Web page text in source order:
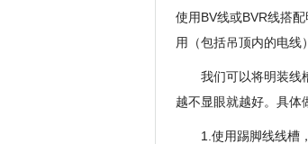
使用BV线或BVR线搭
用（包括吊顶内的电线
我们可以将明装线
越不显眼就越好。具体
1.使用踢脚线线槽